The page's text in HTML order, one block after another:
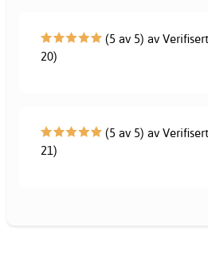
(5 av 5) av
20)
(5 av 5) av
21)